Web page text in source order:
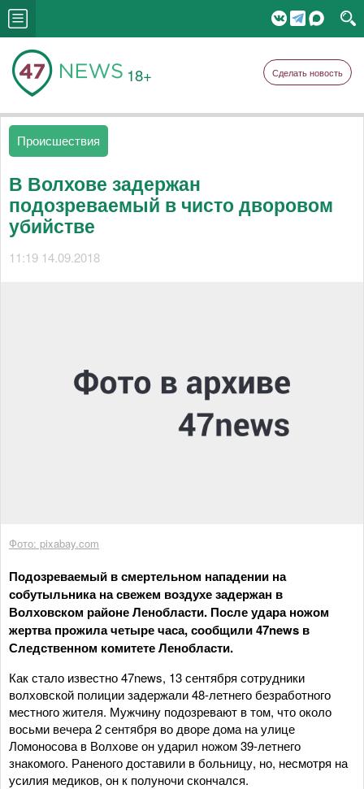
18+ Сделать новость
Происшествия
В Волхове задержан
подозреваемый в чисто дворовом
убийстве
11:19 14.09.2018
Фото: pixabay.com
Подозреваемый в смертельном нападении на
собутыльника на свежем воздухе задержан в
Волховском районе Ленобласти. После удара ножом
жертва прожила четыре часа, сообщили 47news в
Следственном комитете Ленобласти.
Как стало известно 47news, 13 сентября сотрудники
волховской полиции задержали 48-летнего безработного
местного жителя. Мужчину подозревают в том, что около
восьми вечера 2 сентября во дворе дома на улице
Ломоносова в Волхове он ударил ножом 39-летнего
знакомого. Раненого доставили в больницу, но, несмотря на
усилия медиков, он к полуночи скончался.